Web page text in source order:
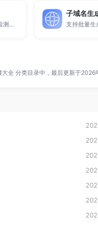
提供专业的微信拦截检测、QQ拦截检测、域名被墙检测服务，一键查询网站是否被封、被拦截或被限制访问。
子域名生
大全 分类目录中，最后更新于2026